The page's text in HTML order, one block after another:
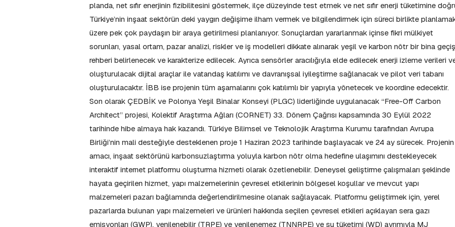
planda, net sıfır enerjinin fizibilitesini göstermek, ilçe düzeyinde test etmek ve net sıfır enerji tüketimine
Türkiye’nin inşaat sektörün deki yaygın değişime ilham vermek ve bilgilendirmek için süreci birlikte
üzere pek çok paydaşın bir araya getirilmesi planlanıyor. Sonuçlardan yararlanmak içinse fikri mülkiyet
sorunları, yasal ortam, pazar analizi, riskler ve iş modelleri dikkate alınarak yeşil ve karbon nötr bir bina geçiş
rehberi belirlenecek ve karakterize edilecek. Ayrıca sensörler aracılığıyla elde edilecek enerji izleme verileri
oluşturulacak dijital araçlar ile vatandaş katılımı ve davranışsal iyileştirme sağlanacak ve pilot veri tabanı
oluşturulacaktır. İBB ise projenin tüm aşamalarını çok katılımlı bir yapıyla yönetecek ve koordine edecektir.
Son olarak ÇEDBİK ve Polonya Yeşil Binalar Konseyi (PLGC) liderliğinde uygulanacak “Free-Off Carbon
Architect” projesi, Kolektif Araştırma Ağları (CORNET) 33. Dönem Çağrısı kapsamında 30 Eylül 2022
tarihinde hibe almaya hak kazandı. Türkiye Bilimsel ve Teknolojik Araştırma Kurumu tarafından Avrupa
Birliği’nin mali desteğiyle desteklenen proje 1 Haziran 2023 tarihinde başlayacak ve 24 ay sürecek. Projenin
amacı, inşaat sektörünü karbonsuzlaştırma yoluyla karbon nötr olma hedefine ulaşımını destekleyecek
interaktif internet platformu oluşturma hizmeti olarak özetlenebilir. Deneysel geliştirme çalışmaları şeklinde
hayata geçirilen hizmet, yapı malzemelerinin çevresel etkilerinin bölgesel koşullar ve mevcut yapı
malzemeleri pazarı bağlamında değerlendirilmesine olanak sağlayacak. Platformu geliştirmek için, yerel
pazarlarda bulunan yapı malzemeleri ve ürünleri hakkında seçilen çevresel etkileri açıklayan sera gazı
emisyonları (GWP), yenilenebilir (TRPE) ve yenilenemez (TNNRPE) ve su tüketimi (WD) ayrımıyla MJ